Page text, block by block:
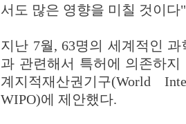
서도 많은 영향을 미칠 것이다"
지난 7월, 63명의 세계적인
과 관련해서 특허에 의존하
계지적재산권기구(World
WIPO)에 제안했다.